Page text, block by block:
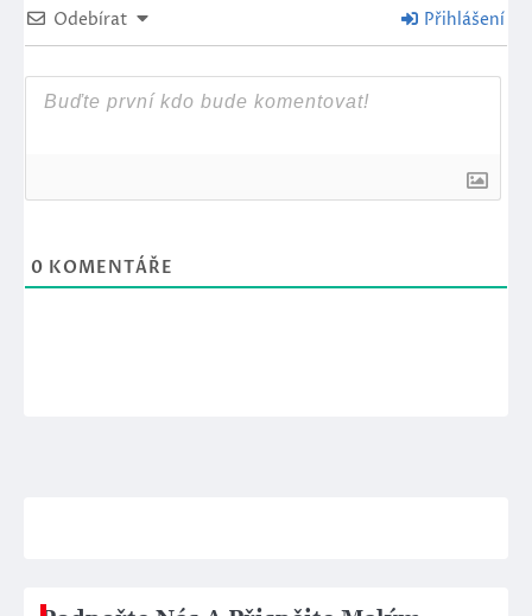
Odebírat Přihlášení
0 KOMENTÁŘE